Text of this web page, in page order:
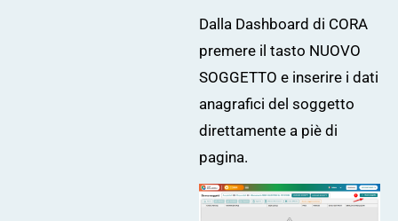
Dalla Dashboard di CORA
premere il tasto NUOVO
SOGGETTO e inserire i dati
anagrafici del soggetto
direttamente a piè di
pagina.